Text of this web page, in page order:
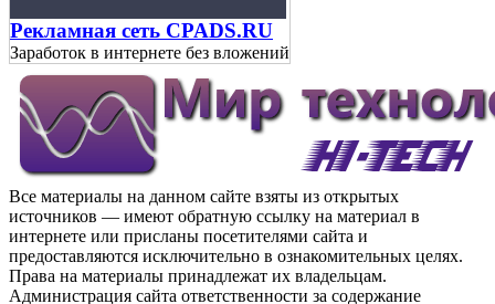
Рекламная сеть CPADS.RU
Заработок в интернете без вложений
Все материалы на данном сайте взяты из открытых
источников — имеют обратную ссылку на материал в
интернете или присланы посетителями сайта и
предоставляются исключительно в ознакомительных целях.
Права на материалы принадлежат их владельцам.
Администрация сайта ответственности за содержание